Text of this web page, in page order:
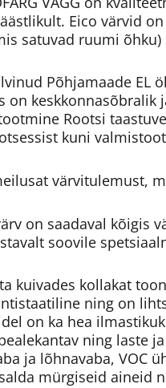
Eico värvid
satuvad ruumi
Põhjamaade EL
on
Rootsi
kuni
värvitulemust,
on saadaval kõigis
soovile
kuivades kollakat
ning on
on ka hea
ning laste
ja lõhnavaba, VOC
mürgiseid aineid